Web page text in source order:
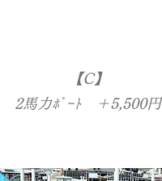
【C】
​2馬力ﾎﾞｰﾄ ＋5,500円